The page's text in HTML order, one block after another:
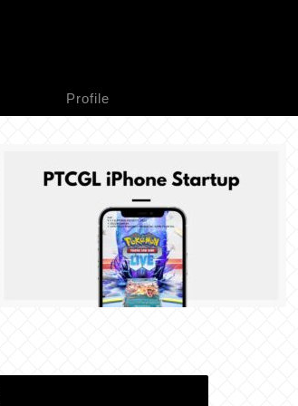
Profile